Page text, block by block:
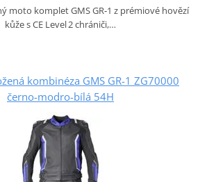
moto komplet GMS GR‑1 z prémiové hovězí
kůže s CE Level 2 chrániči,…
kombinéza GMS GR-1 ZG70000
černo-modro-bílá 54H